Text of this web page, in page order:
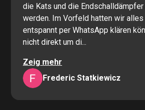
die Kats und die
werden. Im Vorfeld hatten wir
entspannt per WhatsApp klären
nicht direkt um di...
Zeig mehr
Frederic Statkiewicz